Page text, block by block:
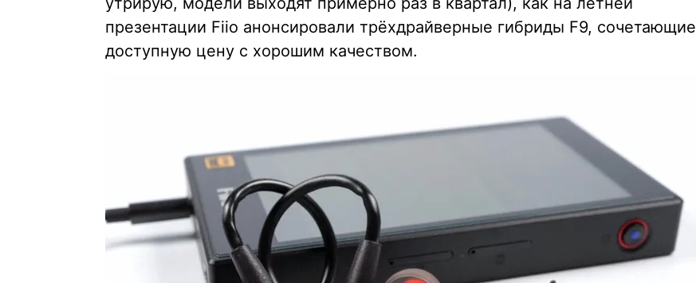
презентации Fiio анонсировали трёхдрайверные гибриды F9, сочетающие
доступную цену с хорошим качеством.